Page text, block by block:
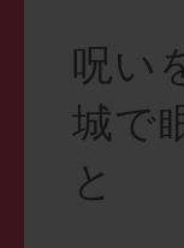
呪い
城で
と